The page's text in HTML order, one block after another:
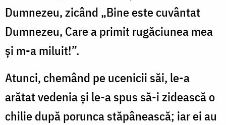
Dumnezeu, zicând „Bine este cuvântat
Dumnezeu, Care a primit rugăciunea mea
și m-a miluit!”.
Atunci, chemând pe ucenicii săi, le-a
arătat vedenia și le-a spus să-i zidească o
chilie după porunca stăpânească; iar ei au